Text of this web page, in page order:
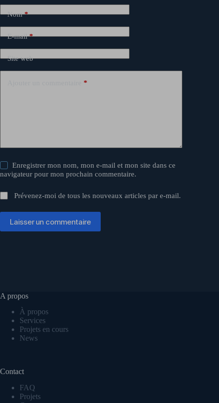
Nom*
E-mail*
Site web
*
Enregistrer mon nom, mon e-mail et mon site dans ce
navigateur pour mon prochain commentaire.
Prévenez-moi de tous les nouveaux articles par e-mail.
Laisser un commentaire
A propos
À propos
Services
Projets en cours
News
Contact
FAQ
Projets